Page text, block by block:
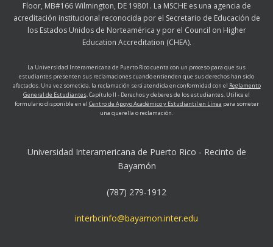
Floor, MB#166 Wilmington, DE 19801. La MSCHE es una agencia de
acreditación institucional reconocida por el Secretario de Educación de
los Estados Unidos de Norteamérica y por el Council on Higher
Education Accreditation (CHEA).
La Universidad Interamericana de Puerto Rico cuenta con un proceso para que sus
estudiantes presenten sus reclamaciones cuando entienden que sus derechos han sido
afectados. Una vez sometida, la reclamación será atendida en conformidad con el Reglamento
General de Estudiantes,Capítulo II - Derechos y deberes de los estudiantes. Utilice el
formulario disponible en el Centro de Apoyo Académico y Estudiantil en Línea para someter
una querella o reclamación.
Universidad Interamericana de Puerto Rico - Recinto de
Bayamón
(787) 279-1912
interbcinfo@bayamon.inter.edu